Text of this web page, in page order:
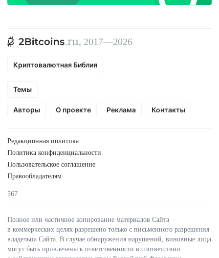
, 2017—2026
Криптовалютная Библия
Темы
Авторы О проекте Реклама Контакты
Редакционная политика
Политика конфиденциальности
Пользовательское соглашение
Правообладателям
567
Полное или частичное копирование материалов Сайта
в коммерческих целях разрешено только с письменного разрешения
владельца Сайта. В случае обнаружения нарушений, виновные лица
могут быть привлечены к ответственности в соответствии